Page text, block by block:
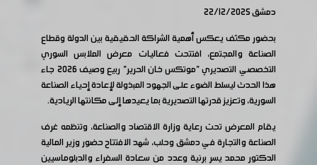
دمشق 22/12/2025
بحضور مكثف يعكس أهمية الشراكة الحقيقية بين الدولة وقطاع
الصناعة والمجتمع، افتتحت فعاليات معرض الملابس السوري
التخصصي التصديري "موتكس خان الحرير" ربيع وصيف 2026 جاء
هذا الحدث ليسلط الضوء على الجهود المبذولة لإعادة إحياء الصناعة
السورية، وتعزيز قدرتها التصديرية بما يعيدها إلى مكانتها الريادية.
يقام المعرض تحت رعاية وزارة الاقتصاد والصناعة، وتنظمه غرف
الصناعة والتجارة في دمشق وحلب، شهد الافتتاح حضور وزير المالية
الدكتور محمد يسر برنية وعدد من سعادة السفراء والدبلوماسيين